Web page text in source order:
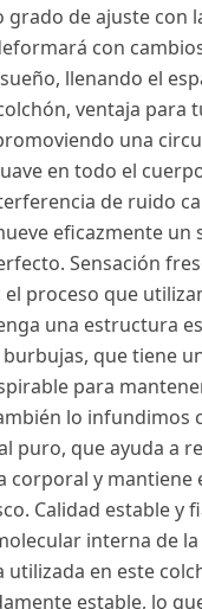
grado de ajuste con
con
llenando el
ventaja para
una
en todo el
de ruido
eficazmente un
Sensación
proceso que
una estructura
que tiene
para
lo infundimos
puro, que ayuda a
corporal y mantiene
Calidad estable y
interna de la
utilizada en este
estable, lo